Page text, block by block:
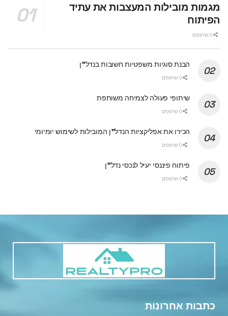
מגמות מובילות המעצבות את עתיד
הפיתוח
הבנת סוגיות משפטיות חשובות בנדל"ן
שיתופי פעולה לצמיחה משותפת
הכירו את אפליקציות הנדל"ן המובילות לשימוש יומיומי
פיתוח פיננסי יעיל לנכסי נדל"ן
כתבות אחרונות